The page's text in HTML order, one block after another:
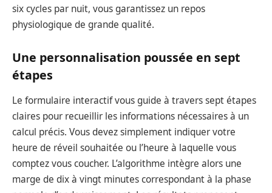
six cycles par nuit, vous garantissez un repos
physiologique de grande qualité.
Une personnalisation poussée en sept
étapes
Le formulaire interactif vous guide à travers sept étapes
claires pour recueillir les informations nécessaires à un
calcul précis. Vous devez simplement indiquer votre
heure de réveil souhaitée ou l’heure à laquelle vous
comptez vous coucher. L’algorithme intègre alors une
marge de dix à vingt minutes correspondant à la phase